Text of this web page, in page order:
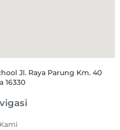
Jl. Raya Parung Km. 40
16330